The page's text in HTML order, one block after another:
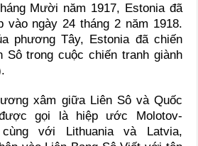
Mười năm 1917, Estonia đã
vào ngày 24 tháng 2 năm 1918.
phương Tây, Estonia đã chiến
Sô trong cuộc chiến tranh giành
xâm giữa Liên Sô và Quốc
gọi là hiệp ước Molotov-
cùng với Lithuania và Latvia,